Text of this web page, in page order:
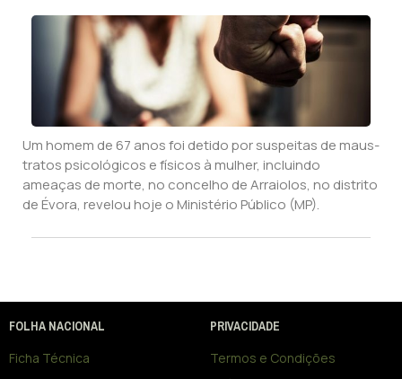
Um homem de 67 anos foi detido por suspeitas de maus-
tratos psicológicos e físicos à mulher, incluindo
ameaças de morte, no concelho de Arraiolos, no distrito
de Évora, revelou hoje o Ministério Público (MP).
FOLHA NACIONAL
Ficha Técnica
PRIVACIDADE
Termos e Condições